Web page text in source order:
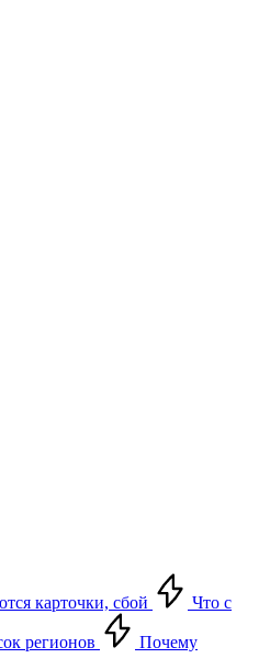
карточки, сбой Что с
регионов
Почему